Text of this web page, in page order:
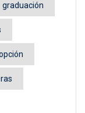
graduación